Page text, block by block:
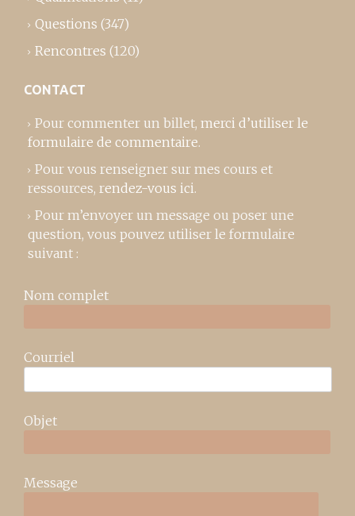
Questions (347)
Rencontres (120)
CONTACT
Pour commenter un billet, merci d’utiliser le
formulaire de commentaire.
Pour vous renseigner sur mes cours et
ressources, rendez-vous ici.
Pour m’envoyer un message ou poser une
question, vous pouvez utiliser le formulaire
suivant :
Nom complet
Courriel
Objet
Message